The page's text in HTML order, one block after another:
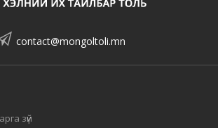
contact@mongoltoli.mn
зүй